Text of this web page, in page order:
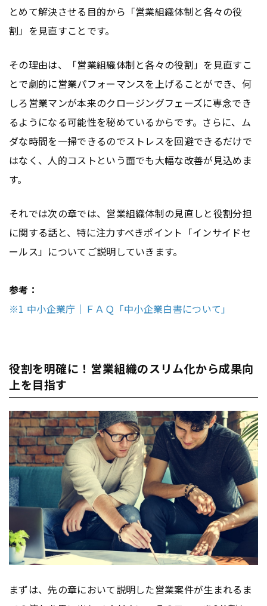
とめて解決させる目的から「営業組織体制と各々の役
割」を見直すことです。
その理由は、「営業組織体制と各々の役割」を見直すこ
とで劇的に営業パフォーマンスを上げることができ、何
しろ営業マンが本来のクロージングフェーズに専念でき
るようになる可能性を秘めているからです。さらに、ム
ダな時間を一掃できるのでストレスを回避できるだけで
はなく、人的コストという面でも大幅な改善が見込めま
す。
それでは次の章では、営業組織体制の見直しと役割分担
に関する話と、特に注力すべきポイント「インサイドセ
ールス」についてご説明していきます。
参考：
※1 中小企業庁｜ＦＡＱ「中小企業白書について」
役割を明確に！営業組織のスリム化から成果向
上を目指す
まずは、先の章において説明した営業案件が生まれるま